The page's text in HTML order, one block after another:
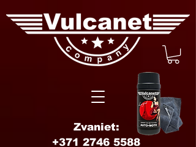
Zvaniet:
+371 2746 5588